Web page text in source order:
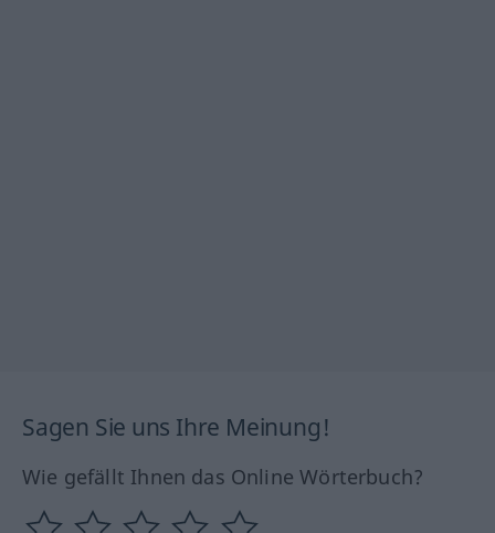
Sagen Sie uns Ihre Meinung!
Wie gefällt Ihnen das Online Wörterbuch?